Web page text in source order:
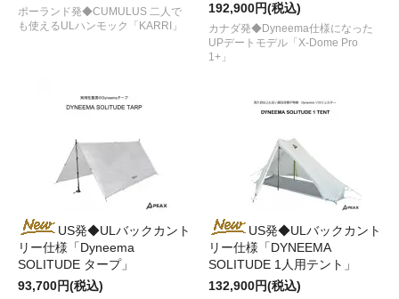
ポーランド発◆CUMULUS 二人で
も使えるULハンモック「KARRI」
192,900円(税込)
カナダ発◆Dyneema仕様になった
UPデートモデル「X-Dome Pro
1+」
US発◆ULバックカント
リー仕様「Dyneema
SOLITUDE タープ」
93,700円(税込)
US発◆ULバックカント
リー仕様「DYNEEMA
SOLITUDE 1人用テント」
132,900円(税込)